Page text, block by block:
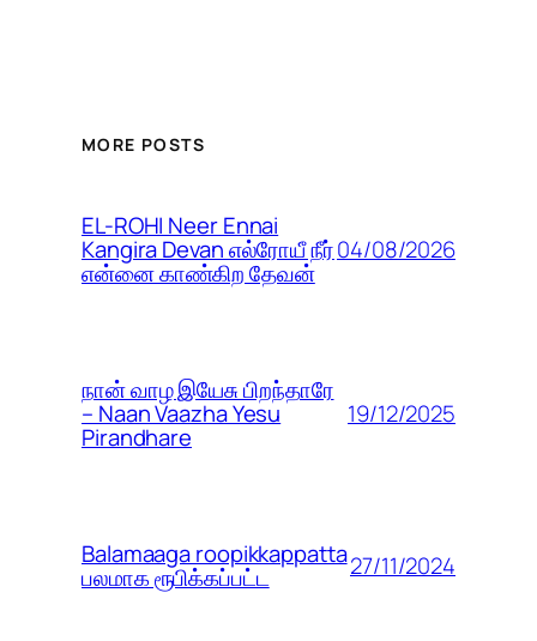
MORE POSTS
EL-ROHI Neer Ennai
Kangira Devan எல்ரோயீ நீர்
என்னை காண்கிற தேவன்
04/08/2026
நான் வாழ இயேசு பிறந்தாரே
– Naan Vaazha Yesu
Pirandhare
19/12/2025
Balamaaga roopikkappatta
பலமாக ரூபிக்கப்பட்ட 27/11/2024